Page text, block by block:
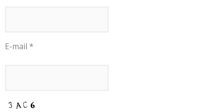
E-mail *